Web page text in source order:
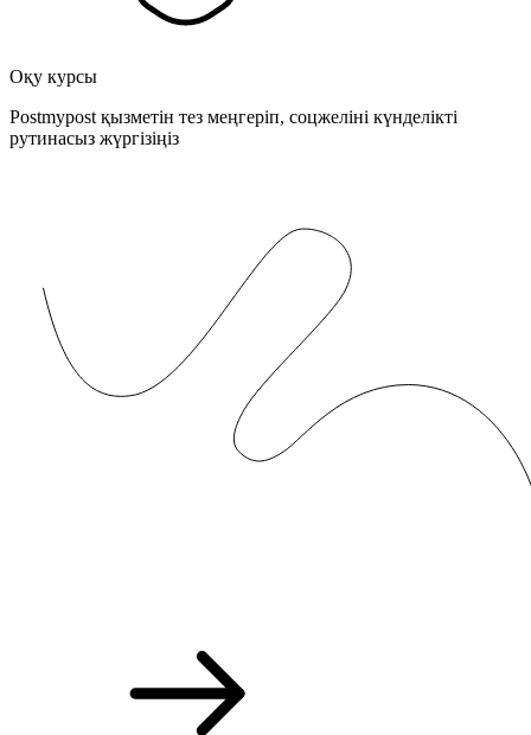
Оқу курсы
Postmypost қызметін тез меңгеріп, соцжеліні күнделікті
рутинасыз жүргізіңіз